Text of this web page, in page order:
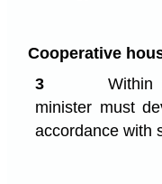
Cooperative
3
Within
minister must
accordance with